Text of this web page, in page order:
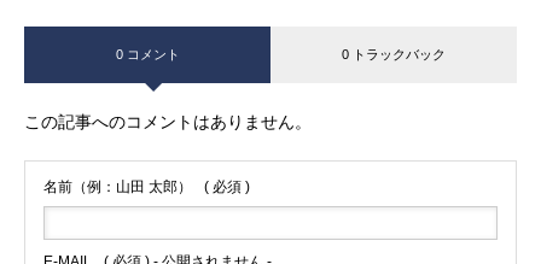
0 コメント 0 トラックバック
この記事へのコメントはありません。
名前（例：山田 太郎） ( 必須 )